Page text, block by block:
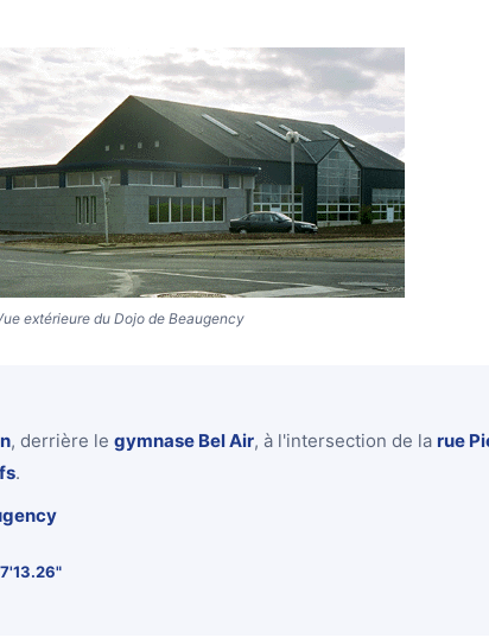
extérieure du Dojo de Beaugency
, derrière legymnase Bel Air, à l'intersection de la rue
.